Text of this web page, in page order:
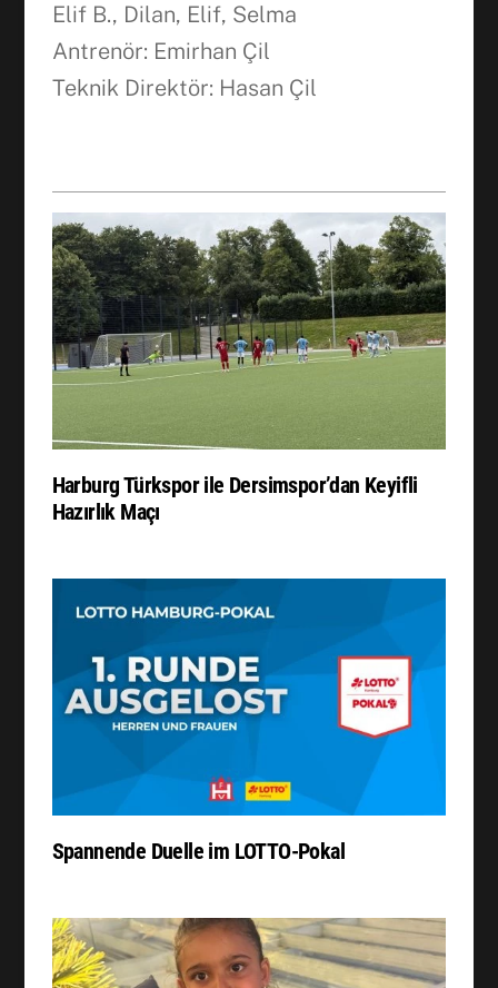
Elif B., Dilan, Elif, Selma
Antrenör: Emirhan Çil
Teknik Direktör: Hasan Çil
Harburg Türkspor ile Dersimspor’dan Keyifli
Hazırlık Maçı
Spannende Duelle im LOTTO-Pokal